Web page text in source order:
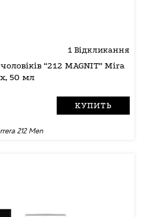
1 Відкликання
“212 MAGNIT” Mira
50 мл
КУПИТЬ
212 Men